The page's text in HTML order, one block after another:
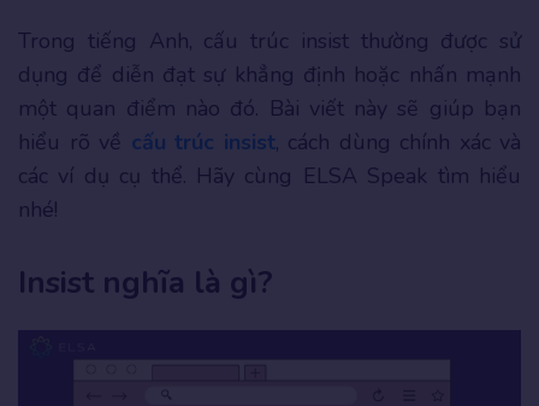
Trong tiếng Anh, cấu trúc insist thường được sử
dụng để diễn đạt sự khẳng định hoặc nhấn mạnh
một quan điểm nào đó. Bài viết này sẽ giúp bạn
hiểu rõ về cấu trúc insist, cách dùng chính xác và
các ví dụ cụ thể. Hãy cùng ELSA Speak tìm hiểu
nhé!
Insist nghĩa là gì?